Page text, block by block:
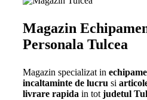
Magazin
Personala Tulcea
Magazin specializat in
incaltaminte de lucru si
livrare rapida in totjudetul